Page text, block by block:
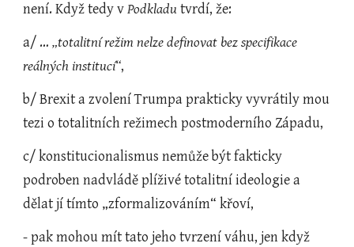
není. Když tedy v Podkladu tvrdí, že:
a/ … „totalitní režim nelze definovat bez specifikace
reálných institucí“,
b/ Brexit a zvolení Trumpa prakticky vyvrátily mou
tezi o totalitních režimech postmoderního Západu,
c/ konstitucionalismus nemůže být fakticky
podroben nadvládě plíživé totalitní ideologie a
dělat jí tímto „zformalizováním“ křoví,
- pak mohou mít tato jeho tvrzení váhu, jen když